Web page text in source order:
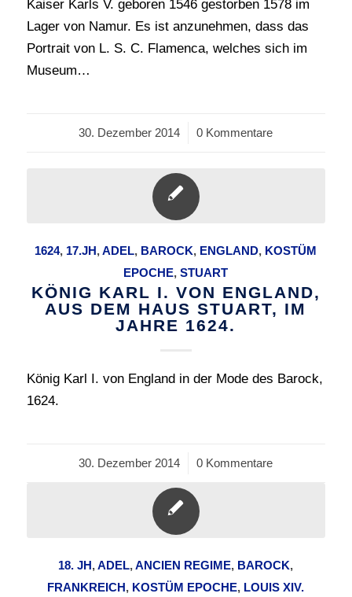
Kaiser Karls V. geboren 1546 gestorben 1578 im
Lager von Namur. Es ist anzunehmen, dass das
Portrait von L. S. C. Flamenca, welches sich im
Museum…
30. Dezember 2014
/ 0 Kommentare
1624, 17.JH,ADEL, BAROCK, ENGLAND, KOSTÜM
EPOCHE,STUART
KÖNIG KARL I. VON ENGLAND,
AUS DEM HAUS STUART, IM
JAHRE 1624.
König Karl I. von England in der Mode des Barock,
1624.
30. Dezember 2014
/ 0 Kommentare
18. JH,ADEL,ANCIEN REGIME, BAROCK,
FRANKREICH, KOSTÜM EPOCHE, LOUIS XIV.